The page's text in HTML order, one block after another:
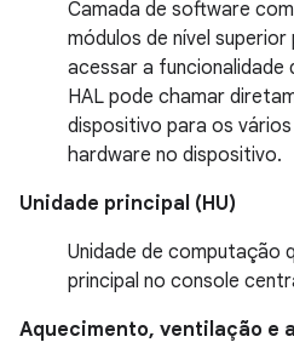
Camada de software
módulos de nível
acessar a funcionalidade
HAL pode chamar
dispositivo para os
hardware no dispositivo.
Unidade principal (HU)
Unidade de computação
principal no console
Aquecimento, ventilação e